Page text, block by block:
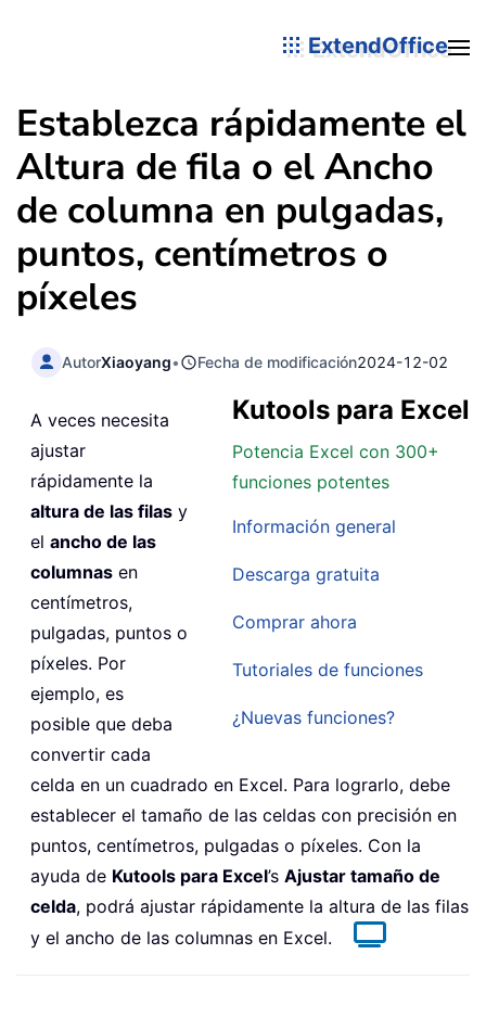
ExtendOffice
Establezca rápidamente el
Altura de fila o el Ancho
de columna en pulgadas,
puntos, centímetros o
píxeles
AutorXiaoyang• Fecha de modificación2024-12-02
Kutools para Excel
Potencia Excel con 300+
funciones potentes
Información general
Descarga gratuita
Comprar ahora
Tutoriales de funciones
¿Nuevas funciones?
A veces necesita
ajustar
rápidamente la
altura de las filas y
el ancho de las
columnas en
centímetros,
pulgadas, puntos o
píxeles. Por
ejemplo, es
posible que deba
convertir cada
celda en un cuadrado en Excel. Para lograrlo, debe
establecer el tamaño de las celdas con precisión en
puntos, centímetros, pulgadas o píxeles. Con la
ayuda de Kutools para Excel’s Ajustar tamaño de
celda, podrá ajustar rápidamente la altura de las filas
y el ancho de las columnas en Excel.